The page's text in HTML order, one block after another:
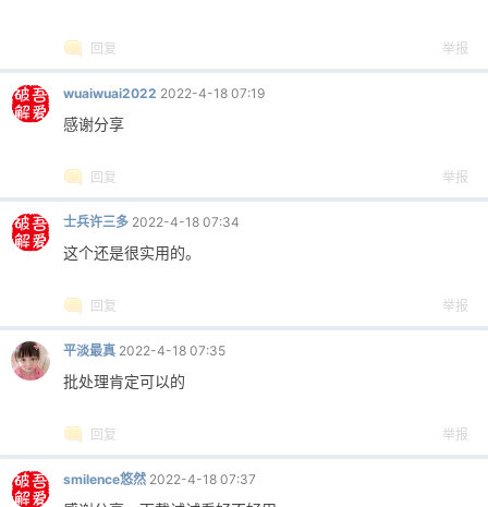
回复 举报
wuaiwuai2022 2022-4-18 07:19
感谢分享
回复 举报
士兵许三多 2022-4-18 07:34
这个还是很实用的。
回复 举报
平淡最真 2022-4-18 07:35
批处理肯定可以的
回复 举报
smilence悠然 2022-4-18 07:37